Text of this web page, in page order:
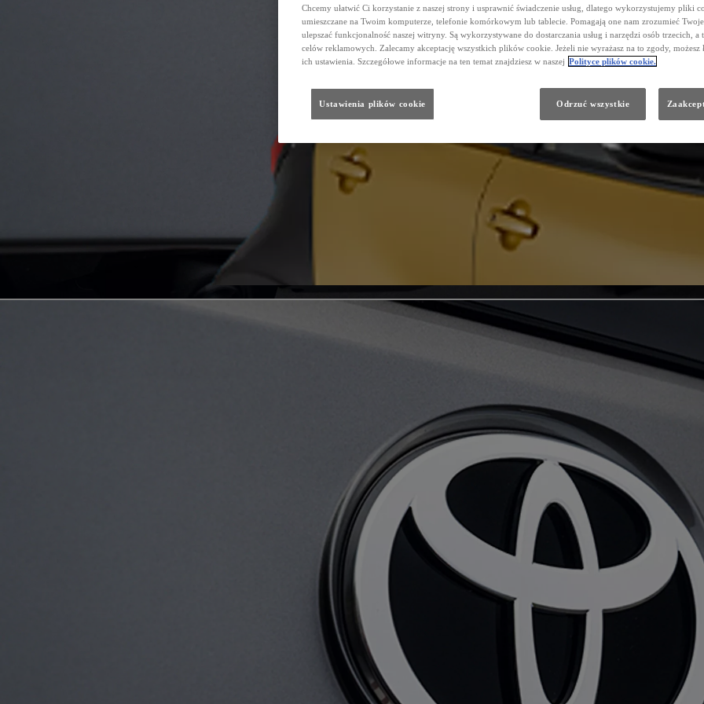
Chcemy ułatwić Ci korzystanie z naszej strony i usprawnić świadczenie usług, dlatego wykorzystujemy pliki
umieszczane na Twoim komputerze, telefonie komórkowym lub tablecie. Pomagają one nam zrozumieć
ulepszać funkcjonalność naszej witryny. Są wykorzystywane do dostarczania usług i narzędzi osób trzecich, a
celów reklamowych. Zalecamy akceptację wszystkich plików cookie. Jeżeli nie wyrażasz na to zgody, możesz
ich ustawienia. Szczegółowe informacje na ten temat znajdziesz w naszej Polityce plików cookie.
Odrzuć wszystkie
Ustawienia plików cookie